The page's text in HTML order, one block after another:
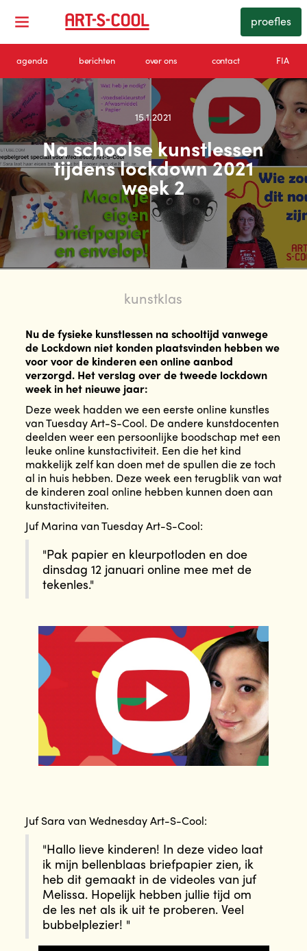
proefles
agenda berichten over ons contact FIA
15.1.2021
Na schoolse kunstlessen
tijdens lockdown 2021
week 2
kunstklas
Nu de fysieke kunstlessen na schooltijd vanwege
de Lockdown niet konden plaatsvinden hebben we
voor voor de kinderen een online aanbod
verzorgd. Het verslag over de tweede lockdown
week in het nieuwe jaar:
Deze week hadden we een eerste online kunstles
van Tuesday Art-S-Cool. De andere kunstdocenten
deelden weer een persoonlijke boodschap met een
leuke online kunstactiviteit. Een die het kind
makkelijk zelf kan doen met de spullen die ze toch
al in huis hebben. Deze week een terugblik van wat
de kinderen zoal online hebben kunnen doen aan
kunstactiviteiten.
Juf Marina van Tuesday Art-S-Cool:
"Pak papier en kleurpotloden en doe
dinsdag 12 januari online mee met de
tekenles."
Juf Sara van Wednesday Art-S-Cool:
"Hallo lieve kinderen! In deze video laat
ik mijn bellenblaas briefpapier zien, ik
heb dit gemaakt in de videoles van juf
Melissa. Hopelijk hebben jullie tijd om
de les net als ik uit te proberen. Veel
bubbelplezier! "